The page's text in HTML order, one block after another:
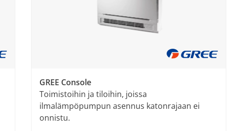
GREE Console
Toimistoihin ja tiloihin, joissa
ilmalämpöpumpun asennus katonrajaan ei
onnistu.